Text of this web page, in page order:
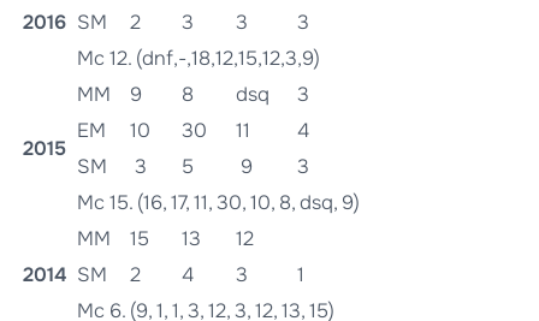
2016 SM
2 3 3
3
Mc 12. (dnf,-,18,12,15,12,3,9)
2015
MM 9 8 dsq
3
EM
10 30 11
4
SM
3 5 9
3
Mc 15. (16, 17, 11, 30, 10, 8, dsq, 9)
2014
MM 15 13
12
SM
2 4 3
1
Mc 6. (9, 1, 1, 3, 12, 3, 12, 13, 15)